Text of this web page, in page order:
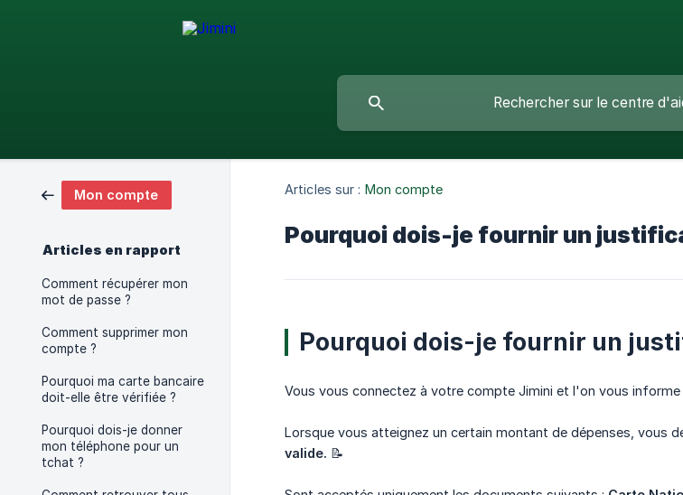
Mon compte
Articles en rapport
Comment récupérer mon
mot de passe ?
Comment supprimer mon
compte ?
Pourquoi ma carte bancaire
doit-elle être vérifiée ?
Pourquoi dois-je donner
mon téléphone pour un
tchat ?
Articles sur : Mon compte
Pourquoi dois-je fournir un
Pourquoi dois-je fournir un
Vous vous connectez à votre compte Jimini et l'on vous
Lorsque vous atteignez un certain montant de dépenses, vous
valide. 📝